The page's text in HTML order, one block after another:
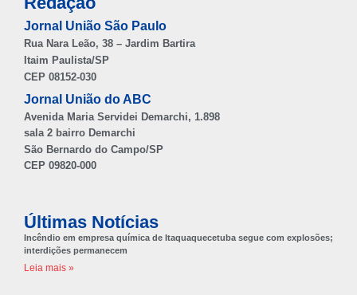
Jornal União São Paulo
Rua Nara Leão, 38 – Jardim Bartira
Itaim Paulista/SP
CEP 08152-030
Jornal União do ABC
Avenida Maria Servidei Demarchi, 1.898
sala 2 bairro Demarchi
São Bernardo do Campo/SP
CEP 09820-000
Últimas Notícias
Incêndio em empresa química de Itaquaquecetuba segue com explosões;
interdições permanecem
Leia mais »